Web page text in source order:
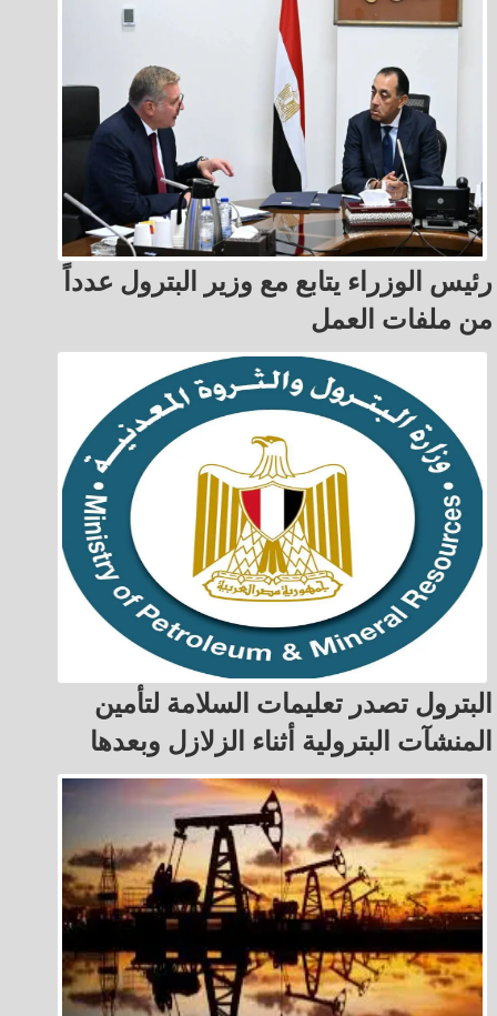
رئيس الوزراء يتابع مع وزير البترول عدداً
من ملفات العمل
البترول تصدر تعليمات السلامة لتأمين
المنشآت البترولية أثناء الزلازل وبعدها